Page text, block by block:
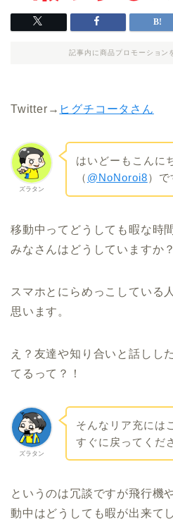
記事内に商品プロモーション
Twitter→ ヒグチコータさん
ズラタン
はいどーもこんに
（ @NoNoroi8）で
移動中ってどうしても暇な時
みなさんはどうしていますか？
スマホとにらめっこしている
思います。
え？友達や知り合いと話しし
てるって？！
ズラタン
そんなリア充には
すぐに戻ってくだ
というのは冗談ですが飛行機
動中はどうしても暇が出来て